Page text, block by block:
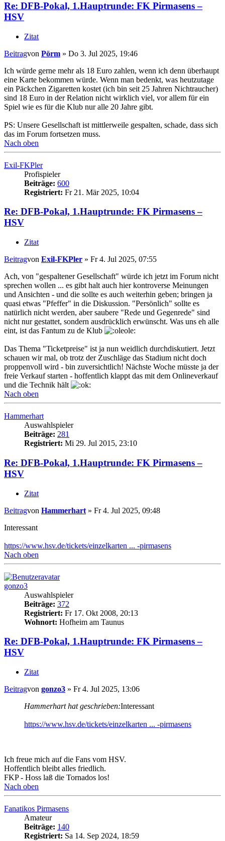
Re: DFB-Pokal, 1.Hauptrunde: FK Pirmasens –
HSV
Zitat
Beitragvon Pörm » Do 3. Jul 2025, 19:46
Ich würde gerne mehr als 18 Euro zahlen, wenn ich denn überhaupt
eine Karte bekommen würde. Wenn man bedenkt, was heutzutage
ein Päckchen Zigaretten kostet (ich bin seit 25 Jahren Nichtraucher)
sind 18 Euro in der Relation nicht wirklich viel, vor allem für ein
Spiel wie es für die Klub nur alle 20 Jahre gibt.
PS: Unsere Gesellschaft ist mittlerweile gespalten, schade, dass sich
das im Forum fortsetzen muss.
Nach oben
Exil-FKPler
Profispieler
Beiträge: 600
Registriert: Fr 21. Mär 2025, 10:04
Re: DFB-Pokal, 1.Hauptrunde: FK Pirmasens –
HSV
Zitat
Beitragvon Exil-FKPler » Fr 4. Jul 2025, 07:55
Ach, von "gespaltener Gesellschaft" würde ich jetzt im Forum nicht
sprechen wollen ... es gibt halt auch hier kontroverse Meinungen
und Ansichten - und die sollte es auch weiterhin geben; bringen ja
quasi etwas "Pfeffer" in die Diskussion. "Persönlich" sollte es
natürlich nicht werden, aber saubere "Rede und Gegenrede" sind
nicht nur gestattet, sondern ausdrücklich erwünscht. Was uns eh alle
eint, ist das Fantum zu de Klub
Das Thema "Ticketpreise" ist ja nun weidlich durchdiskutiert. Jetzt
schauen wir mal, ob trotz der Zuschläge das Stadium nicht doch
proppenvoll wird - bin zuversichtlich! Nächste Woche müsste ja der
freie Verkauf starten - hoffentlich klappt das mit dem Onlineverkauf
und die Technik hält
Nach oben
Hammerhart
Auswahlspieler
Beiträge: 281
Registriert: Mi 29. Jul 2015, 23:10
Re: DFB-Pokal, 1.Hauptrunde: FK Pirmasens –
HSV
Zitat
Beitragvon Hammerhart » Fr 4. Jul 2025, 09:48
Interessant
https://www.hsv.de/tickets/einzelkarten ... -pirmasens
Nach oben
gonzo3
Auswahlspieler
Beiträge: 372
Registriert: Fr 17. Okt 2008, 20:13
Wohnort: Hofheim am Taunus
Re: DFB-Pokal, 1.Hauptrunde: FK Pirmasens –
HSV
Zitat
Beitragvon gonzo3 » Fr 4. Jul 2025, 13:06
Hammerhart hat geschrieben:Interessant
https://www.hsv.de/tickets/einzelkarten ... -pirmasens
Ich freue mich auf die Fans vom HSV.
Hoffentlich bleibt alles friedlich.
FKP - Hoss laß die Tornados los!
Nach oben
Fanatikos Pirmasens
Amateur
Beiträge: 140
Registriert: Sa 14. Sep 2024, 18:59